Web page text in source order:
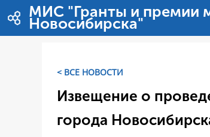
Saut au contenu
МИС "Гранты и премии
Новосибирска"
< ВСЕ НОВОСТИ
Извещение о
города